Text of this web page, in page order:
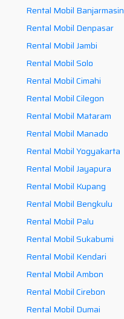
Rental Mobil Banjarmasin
Rental Mobil Denpasar
Rental Mobil Jambi
Rental Mobil Solo
Rental Mobil Cimahi
Rental Mobil Cilegon
Rental Mobil Mataram
Rental Mobil Manado
Rental Mobil Yogyakarta
Rental Mobil Jayapura
Rental Mobil Kupang
Rental Mobil Bengkulu
Rental Mobil Palu
Rental Mobil Sukabumi
Rental Mobil Kendari
Rental Mobil Ambon
Rental Mobil Cirebon
Rental Mobil Dumai